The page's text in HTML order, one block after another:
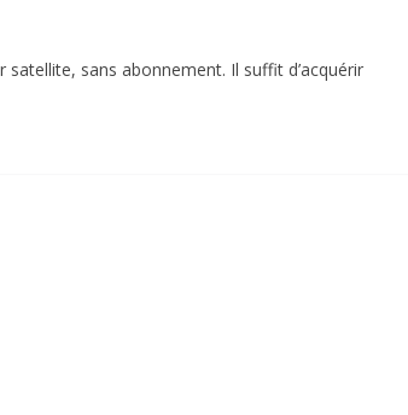
sans abonnement. Il suffit d’acquérir